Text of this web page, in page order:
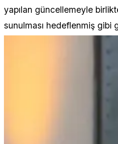
yapılan güncellemeyle
sunulması hedeflenmiş gibi